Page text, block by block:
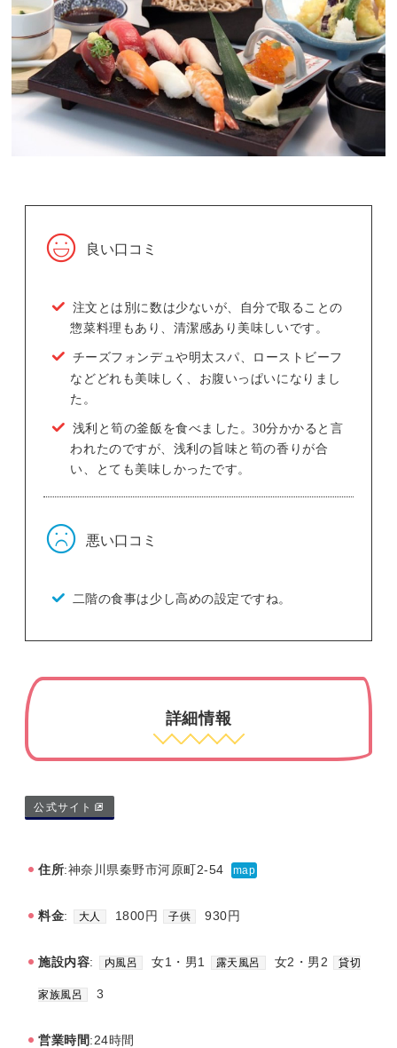
良い口コミ
注文とは別に数は少ないが、自分で取ることの
惣菜料理もあり、清潔感あり美味しいです。
チーズフォンデュや明太スパ、ローストビーフ
などどれも美味しく、お腹いっぱいになりまし
た。
浅利と筍の釜飯を食べました。30分かかると言
われたのですが、浅利の旨味と筍の香りが合
い、とても美味しかったです。
悪い口コミ
二階の食事は少し高めの設定ですね。
詳細情報
公式サイト
住所:神奈川県秦野市河原町2-54 map
料金: 大人 1800円 子供 930円
施設内容: 内風呂 女1・男1 露天風呂 女2・男2 貸切
家族風呂 3
営業時間:24時間